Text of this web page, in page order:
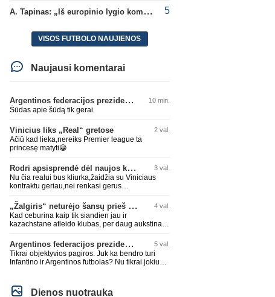
A. Tapinas: „Iš europinio lygio komandos gavom gerų pamokų“ 5
VISOS FUTBOLO NAUJIENOS
Naujausi komentarai
Argentinos federacijos prezidentas C. Tapia negailėjo pagyrų G. Infantino 10 min.
Šūdas apie šūdą tik gerai
Vinicius liks „Real“ gretose 2 val.
Ačiū kad lieka,nereiks Premier league ta
princesę matyti😀
Rodri apsisprendė dėl naujos komandos 3 val.
Nu čia realui bus kliurka,žaidžia su Viniciaus
kontraktu geriau,nei renkasi gerus
„Žalgiris“ neturėjo šansų prieš „Hajduk“ 4 val.
Kad ceburina kaip tik siandien jau ir
kazachstane atleido klubas, per daug aukstinat
Argentinos federacijos prezidentas C. Tapia negailėjo pagyrų G. Infantino 5 val.
Tikrai objektyvios pagiros. Juk ka bendro turi
Infantino ir Argentinos futbolas? Nu tikrai jokiu
Dienos nuotrauka